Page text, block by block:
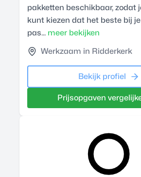
pakketten beschikbaar, zodat
kunt kiezen dat het beste bij
pas... meer bekijken
Werkzaam in Ridderkerk
Bekijk profiel
Prijsopgaven